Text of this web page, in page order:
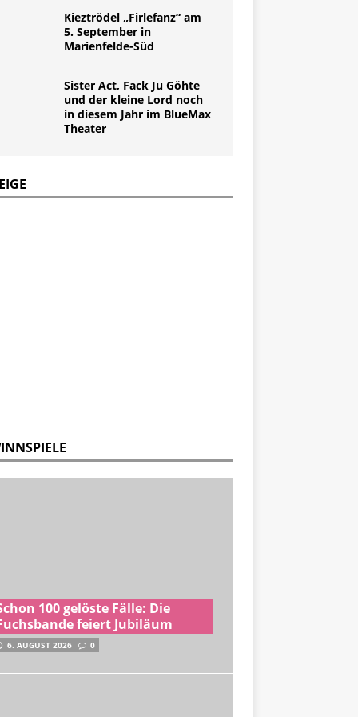
Kieztrödel „Firlefanz“ am
5. September in
Marienfelde-Süd
Sister Act, Fack Ju Göhte
und der kleine Lord noch
in diesem Jahr im BlueMax
Theater
100 gelöste Fälle: Die
feiert Jubiläum
6. AUGUST 2026 0